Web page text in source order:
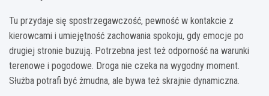
Tu przydaje się spostrzegawczość, pewność w kontakcie z
kierowcami i umiejętność zachowania spokoju, gdy emocje po
drugiej stronie buzują. Potrzebna jest też odporność na warunki
terenowe i pogodowe. Droga nie czeka na wygodny moment.
Służba potrafi być żmudna, ale bywa też skrajnie dynamiczna.